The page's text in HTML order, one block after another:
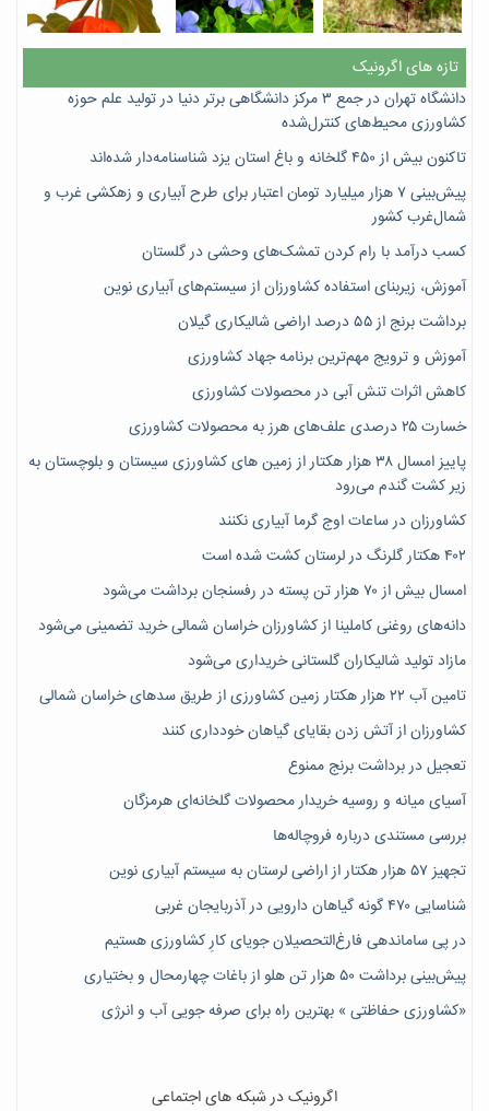
تازه های اگرونیک
دانشگاه تهران در جمع ۳ مرکز دانشگاهی برتر دنیا در تولید علم حوزه
کشاورزی محیط‌های کنترل‌شده
تاکنون بیش از ۴۵۰ گلخانه و باغ استان یزد شناسنامه‌دار شده‌اند
پیش‌بینی ۷‌ هزار میلیارد تومان اعتبار برای طرح آبیاری و زهکشی غرب و
شمال‌غرب کشور
کسب درآمد با رام کردن تمشک‌های وحشی در گلستان
آموزش، زیربنای استفاده کشاورزان از سیستم‌های آبیاری نوین
برداشت برنج از ۵۵ درصد اراضی شالیکاری گیلان
آموزش و ترویج مهم‌ترین برنامه جهاد کشاورزی
کاهش اثرات تنش آبی در محصولات کشاورزی
خسارت ۲۵ درصدی علف‌های هرز به محصولات کشاورزی
پاییز امسال ۳۸ هزار هکتار از زمین های کشاورزی سیستان و بلوچستان به
زیر کشت گندم می‌رود
کشاورزان در ساعات اوج گرما آبیاری نکنند
۴۰۲ هکتار گلرنگ در لرستان کشت شده است
امسال بیش از ۷۰ هزار تن پسته در رفسنجان برداشت می‌شود
دانه‌های روغنی کاملینا از کشاورزان خراسان شمالی خرید تضمینی می‌شود
مازاد تولید شالیکاران گلستانی خریداری می‌شود
تامین آب ۲۲ هزار هکتار زمین کشاورزی از طریق سدهای خراسان شمالی
کشاورزان از آتش زدن بقایای گیاهان خودداری کنند
تعجیل در برداشت برنج ممنوع
آسیای میانه و روسیه خریدار محصولات گلخانه‌ای هرمزگان
بررسی مستندی درباره فروچاله‌ها
تجهیز ۵۷ هزار هکتار از اراضی لرستان به سیستم آبیاری نوین
شناسایی ۴۷٠ گونه گیاهان دارویی در آذربایجان غربی
در پی ساماندهی فارغ‌التحصیلان جویای کارِ کشاورزی هستیم
پیش‎‌بینی برداشت ۵۰ هزار تن هلو از باغات چهارمحال و بختیاری
«کشاورزی حفاظتی » بهترین راه برای صرفه جویی آب و انرژی
اگرونیک در شبکه های اجتماعی